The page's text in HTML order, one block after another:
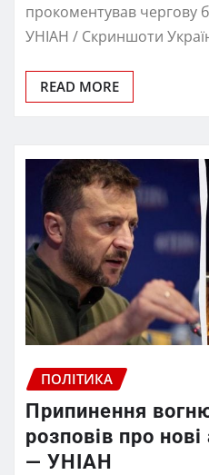
прокоментував чергову
УНІАН / Скриншоти
READ MORE
ПОЛІТИКА
Припинення
розповів про
— УНІАН